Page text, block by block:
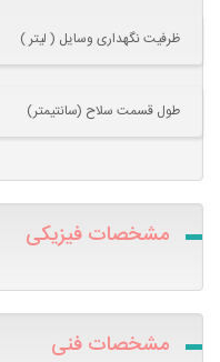
ظرفیت نگهداری وسایل ( لیتر )
طول قسمت سلاح (سانتیمتر)
مشخصات فیزیکی
مشخصات فنی